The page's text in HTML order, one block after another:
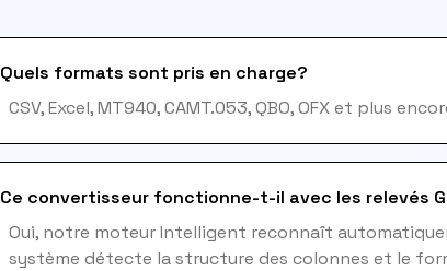
Quels formats sont pris en charge?
CSV, Excel, MT940, CAMT.053, QBO, OFX et plus
Ce convertisseur fonctionne-t-il avec les relevés
Oui, notre moteur Intelligent reconnaît
système détecte la structure des colonnes et le